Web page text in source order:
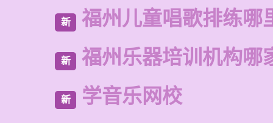
新 福州儿童唱歌排练哪
新 福州乐器培训机构哪
新 学音乐网校